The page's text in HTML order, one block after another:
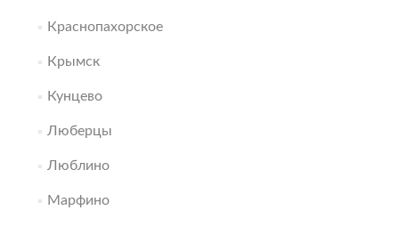
Краснопахорское
Крымск
Кунцево
Люберцы
Люблино
Марфино